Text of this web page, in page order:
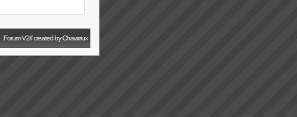
Forum V2// created by Chavrøux